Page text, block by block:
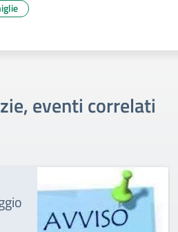
eventi correlati